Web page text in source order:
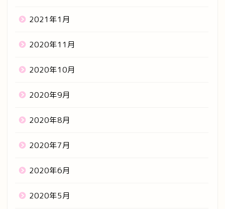
2021年1月
2020年11月
2020年10月
2020年9月
2020年8月
2020年7月
2020年6月
2020年5月